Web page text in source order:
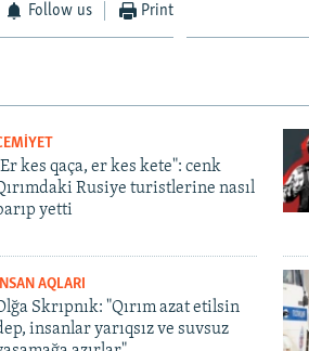
Follow us Print
kes qaça, er kes kete": cenk
Rusiye turistlerine nasıl
yetti
İNSAN AQLARI
Skrıpnık: "Qırım azat etilsin
insanlar yarıqsız ve suvsuz